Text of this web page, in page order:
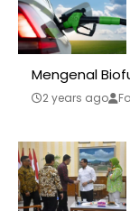
Mengenal
2 years ago